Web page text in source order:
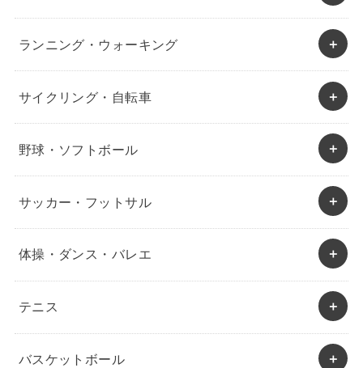
ランニング・ウォーキング
サイクリング・自転車
野球・ソフトボール
サッカー・フットサル
体操・ダンス・バレエ
テニス
バスケットボール